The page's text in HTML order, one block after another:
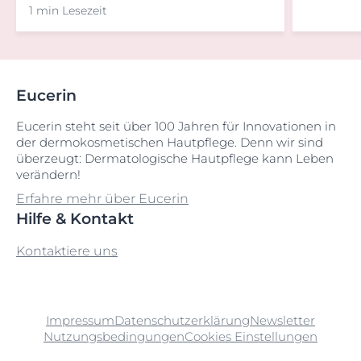
1 min Lesezeit
Eucerin
Eucerin steht seit über 100 Jahren für Innovationen in
der dermokosmetischen Hautpflege. Denn wir sind
überzeugt: Dermatologische Hautpflege kann Leben
verändern!
Erfahre mehr über Eucerin
Hilfe & Kontakt
Kontaktiere uns
ImpressumDatenschutzerklärungNewsletter
NutzungsbedingungenCookies Einstellungen